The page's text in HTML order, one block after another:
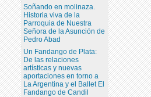
Soñando en molinaza.
Historia viva de la
Parroquia de Nuestra
Señora de la Asunción de
Pedro Abad
Un Fandango de Plata:
De las relaciones
artísticas y nuevas
aportaciones en torno a
La Argentina y el Ballet El
Fandango de Candil